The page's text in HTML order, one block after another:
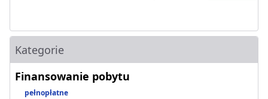
Kategorie
Finansowanie pobytu
pełnopłatne